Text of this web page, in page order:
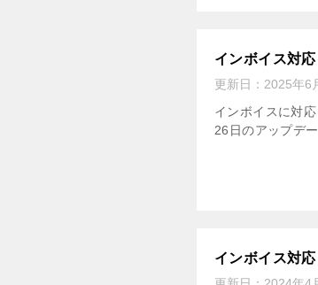
インボイス対
更新日： 2025年6
インボイスに対
26日のアップデ
インボイス対